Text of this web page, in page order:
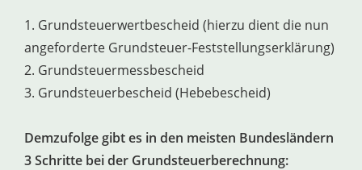
1. Grundsteuerwertbescheid (hierzu dient die nun
angeforderte Grundsteuer-Feststellungserklärung)
2. Grundsteuermessbescheid
3. Grundsteuerbescheid (Hebebescheid)
Demzufolge gibt es in den meisten Bundesländern
3 Schritte bei der Grundsteuerberechnung: